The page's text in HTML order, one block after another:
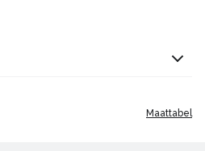
Maattabel